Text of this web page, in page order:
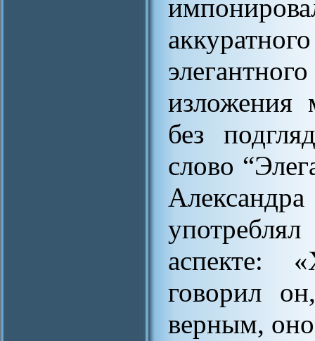
изложения
без
слово
аспекте:
говорил
верным,